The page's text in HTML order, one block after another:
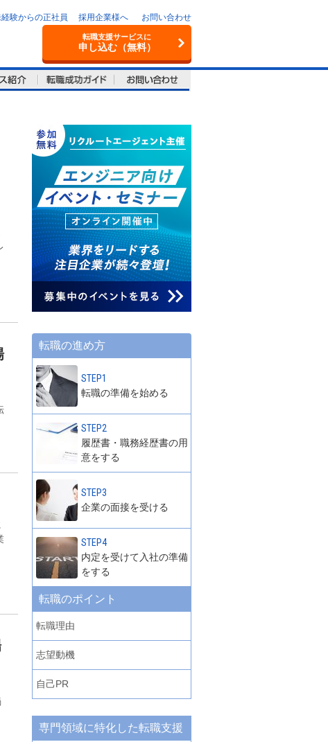
験からの正社員 採用企業様へ お問い合わせ
転職支援サービスに
申し込む（無料）
転職の進め方
STEP1
転職の準備を始める
STEP2
履歴書・職務経歴書の用
意をする
STEP3
企業の面接を受ける
STEP4
内定を受けて入社の準備
をする
転職のポイント
転職理由
志望動機
自己PR
専門領域に特化した転職支援